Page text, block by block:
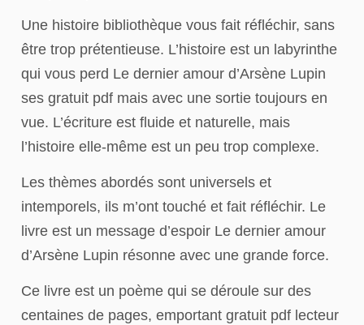
Une histoire bibliothèque vous fait réfléchir, sans
être trop prétentieuse. L’histoire est un labyrinthe
qui vous perd Le dernier amour d’Arsène Lupin
ses gratuit pdf mais avec une sortie toujours en
vue. L’écriture est fluide et naturelle, mais
l’histoire elle-même est un peu trop complexe.
Les thèmes abordés sont universels et
intemporels, ils m’ont touché et fait réfléchir. Le
livre est un message d’espoir Le dernier amour
d’Arsène Lupin résonne avec une grande force.
Ce livre est un poème qui se déroule sur des
centaines de pages, emportant gratuit pdf lecteur